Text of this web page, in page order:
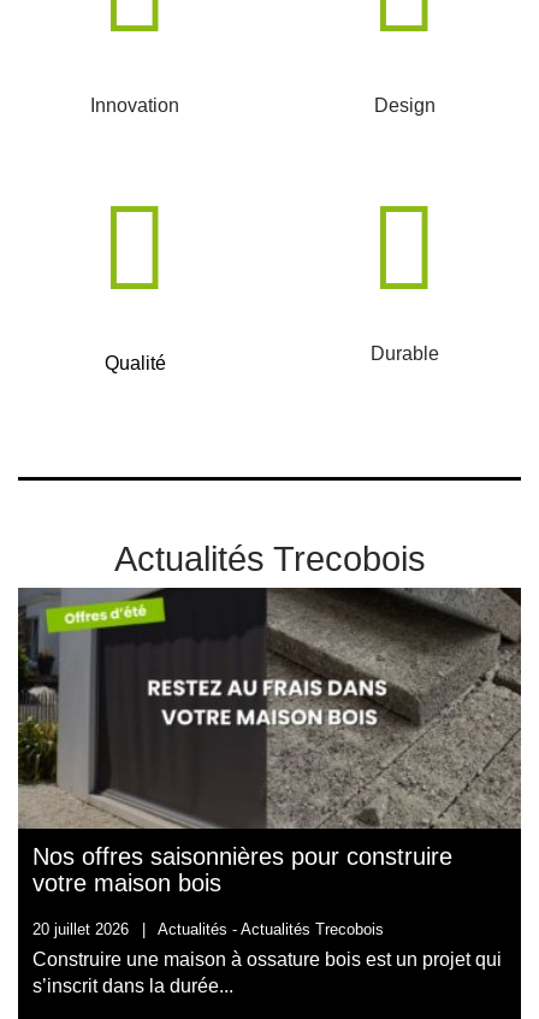
Innovation Design
Qualité Durable
Actualités Trecobois
Nos offres saisonnières pour construire
votre maison bois
20 juillet 2026 Actualités - Actualités Trecobois
Construire une maison à ossature bois est un projet qui
s’inscrit dans la durée...